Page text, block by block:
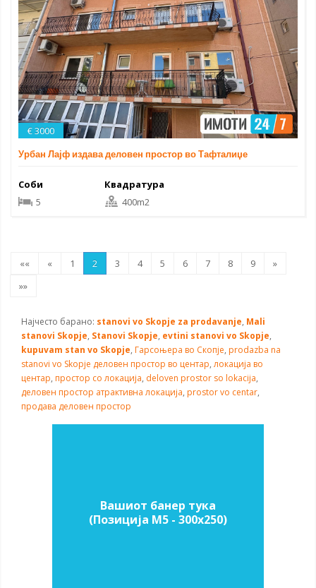
€ 3000
Урбан Лајф издава деловен простор во Тафталиџе
Соби
5
Квадратура
400m2
«« « 1 2 3 4 5 6 7 8 9
»
»»
Најчесто барано: stanovi vo Skopje za prodavanje, Mali
stanovi Skopje, Stanovi Skopje, evtini stanovi vo Skopje,
kupuvam stan vo Skopje, Гарсоњера во Скопје, prodazba na
stanovi vo Skopje деловен простор во центар, локација во
центар, простор со локација, deloven prostor so lokacija,
деловен простор атрактивна локација, prostor vo centar,
продава деловен простор
Вашиот банер тука
(Позиција M5 - 300х250)